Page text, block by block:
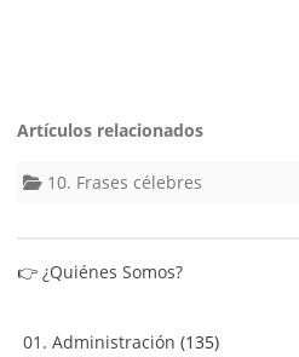
Artículos relacionados
10. Frases célebres
👉 ¿Quiénes Somos?
01. Administración (135)